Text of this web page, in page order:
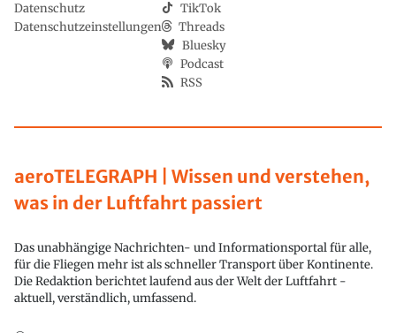
aeroTELEGRAPH | Wissen und verstehen,
was in der Luftfahrt passiert
Das unabhängige Nachrichten- und Informationsportal für alle,
für die Fliegen mehr ist als schneller Transport über Kontinente.
Die Redaktion berichtet laufend aus der Welt der Luftfahrt -
aktuell, verständlich, umfassend.
Datenschutz
Datenschutzeinstellungen
TikTok
Threads
Bluesky
Podcast
RSS